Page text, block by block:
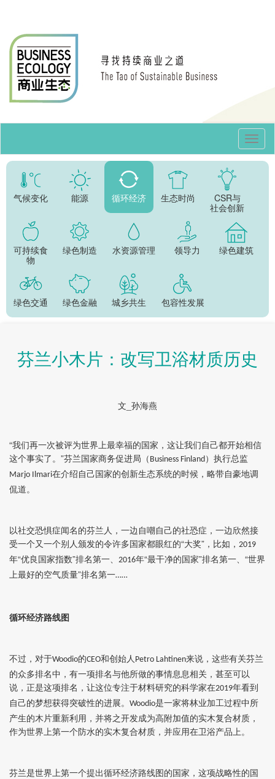
气候变化 能源 循环经济 生态时尚
CSR与
社会创新
可持续食
物
绿色制造 水资源管理 领导力 绿色建筑
绿色交通 绿色金融 城乡共生 包容性发展
芬兰小木片：改写卫浴材质历史
文_孙海燕
“我们再一次被评为世界上最幸福的国家，这让我们自己都开始相信
这个事实了。”芬兰国家商务促进局（ Business Finland）执行总监
Marjo Ilmari在介绍自己国家的创新生态系统的时候，略带自豪地调
侃道。
以社交恐惧症闻名的芬兰人，一边自嘲自己的社恐症，一边欣然接
受一个又一个别人颁发的令许多国家都眼红的“大奖”，比如， 2019
年“优良国家指数”排名第一、 2016年“最干净的国家”排名第一、“世界
上最好的空气质量”排名第一……
循环经济路线图
不过，对于Woodio的CEO和创始人 Petro Lahtinen来说，这些有关芬兰
的众多排名中，有一项排名与他所做的事情息息相关，甚至可以
说，正是这项排名，让这位专注于材料研究的科学家在2019年看到
自己的梦想获得突破性的进展。 Woodio是一家将林业加工过程中所
产生的木片重新利用，并将之开发成为高附加值的实木复合材质，
作为世界上第一个防水的实木复合材质，并应用在卫浴产品上。
芬兰是世界上第一个提出循环经济路线图的国家，这项战略性的国